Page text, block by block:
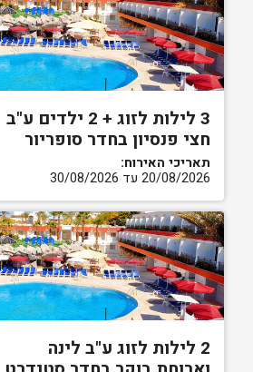
3 לילות לזוג + 2 ילדים ע"ב
חצי פנסיון בחדר סופריור
תאריכי האירוח:
20/08/2026 עד 30/08/2026
2 לילות לזוג ע"ב לינה